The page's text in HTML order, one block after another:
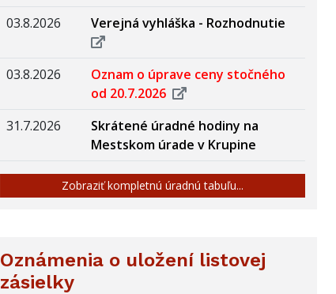
03.8.2026
Verejná vyhláška - Rozhodnutie
03.8.2026
Oznam o úprave ceny stočného
od 20.7.2026
31.7.2026
Skrátené úradné hodiny na
Mestskom úrade v Krupine
Zobraziť kompletnú úradnú tabuľu...
Oznámenia o uložení listovej
zásielky